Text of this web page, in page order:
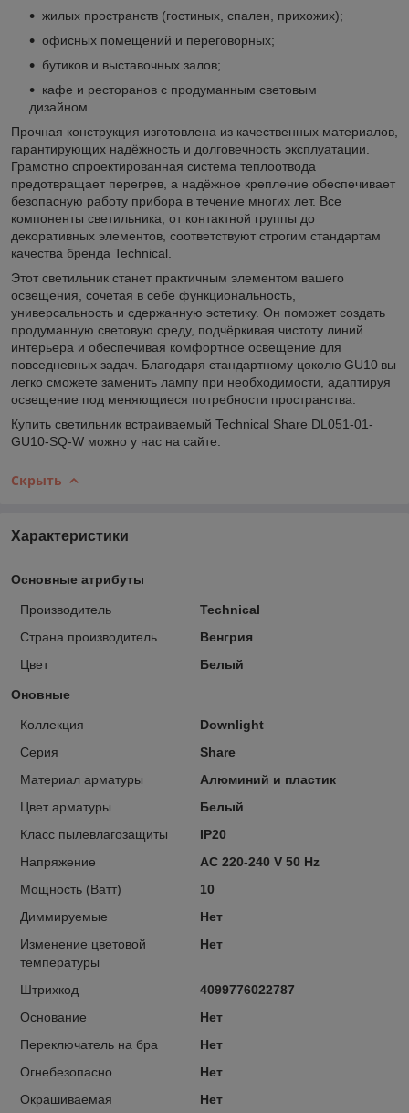
жилых пространств (гостиных, спален, прихожих);
офисных помещений и переговорных;
бутиков и выставочных залов;
кафе и ресторанов с продуманным световым
дизайном.
Прочная конструкция изготовлена из качественных материалов,
гарантирующих надёжность и долговечность эксплуатации.
Грамотно спроектированная система теплоотвода
предотвращает перегрев, а надёжное крепление обеспечивает
безопасную работу прибора в течение многих лет. Все
компоненты светильника, от контактной группы до
декоративных элементов, соответствуют строгим стандартам
качества бренда Technical.
Этот светильник станет практичным элементом вашего
освещения, сочетая в себе функциональность,
универсальность и сдержанную эстетику. Он поможет создать
продуманную световую среду, подчёркивая чистоту линий
интерьера и обеспечивая комфортное освещение для
повседневных задач. Благодаря стандартному цоколю GU10 вы
легко сможете заменить лампу при необходимости, адаптируя
освещение под меняющиеся потребности пространства.
Купить светильник встраиваемый Technical Share DL051-01-
GU10-SQ-W можно у нас на сайте.
Скрыть
Характеристики
Основные атрибуты
Производитель
Technical
Страна производитель
Венгрия
Цвет
Белый
Оновные
Коллекция
Downlight
Серия
Share
Материал арматуры
Алюминий и пластик
Цвет арматуры
Белый
Класс пылевлагозащиты
IP20
Напряжение
AC 220-240 V 50 Hz
Мощность (Ватт)
10
Диммируемые
Нет
Изменение цветовой
температуры
Нет
Штрихкод
4099776022787
Основание
Нет
Переключатель на бра
Нет
Огнебезопасно
Нет
Окрашиваемая
Нет